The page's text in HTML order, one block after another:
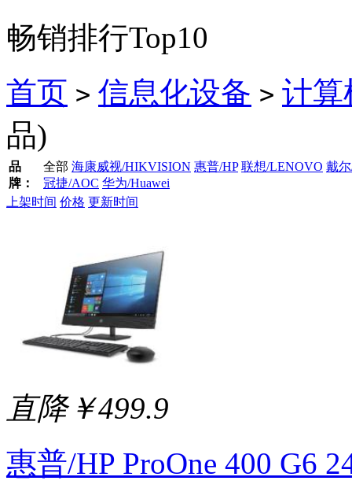
畅销排行Top10
首页 > 信息化设备 > 计算
品)
品
牌：
全部 海康威视/HIKVISION 惠普/HP 联想/LENOVO 戴
冠捷/AOC 华为/Huawei
上架时间 价格 更新时间
直降￥499.9
惠普/HP ProOne 400 G6